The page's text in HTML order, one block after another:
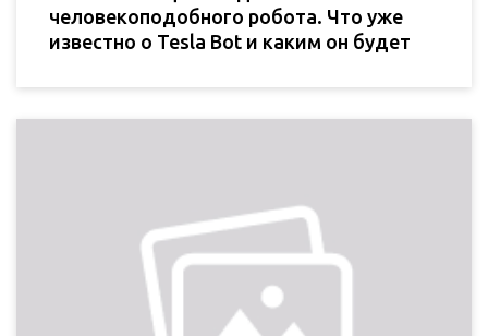
человекоподобного робота. Что уже
известно о Tesla Bot и каким он будет